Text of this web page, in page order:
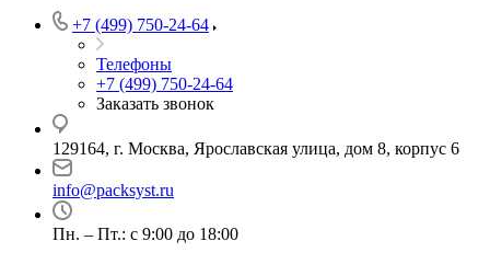
+7 (499) 750-24-64
Телефоны
+7 (499) 750-24-64
Заказать звонок
129164, г. Москва, Ярославская улица, дом 8, корпус 6
info@packsyst.ru
Пн. – Пт.: с 9:00 до 18:00